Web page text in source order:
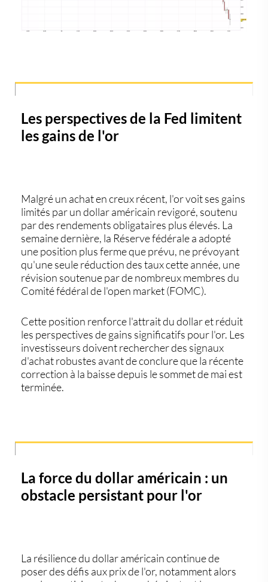
Les perspectives de la Fed limitent
les gains de l'or
Malgré un achat en creux récent, l'or voit ses gains
limités par un dollar américain revigoré, soutenu
par des rendements obligataires plus élevés. La
semaine dernière, la Réserve fédérale a adopté
une position plus ferme que prévu, ne prévoyant
qu'une seule réduction des taux cette année, une
révision soutenue par de nombreux membres du
Comité fédéral de l'open market (FOMC).
Cette position renforce l'attrait du dollar et réduit
les perspectives de gains significatifs pour l'or. Les
investisseurs doivent rechercher des signaux
d'achat robustes avant de conclure que la récente
correction à la baisse depuis le sommet de mai est
terminée.
La force du dollar américain : un
obstacle persistant pour l'or
La résilience du dollar américain continue de
poser des défis aux prix de l'or, notamment alors